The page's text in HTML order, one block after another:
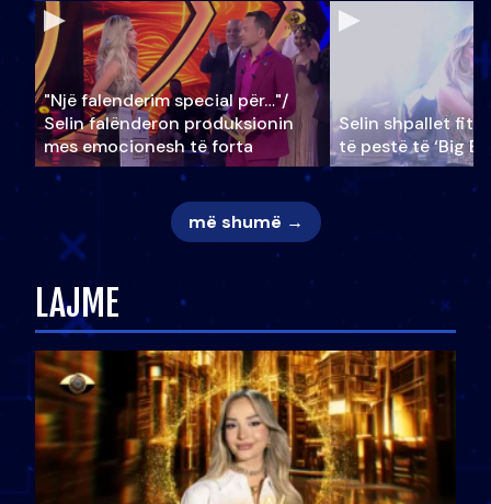
"Një falenderim special për…"/
Selin falënderon produksionin
mes emocionesh të forta
Selin shpallet
të pestë të ‘Big
më shumë →
LAJME